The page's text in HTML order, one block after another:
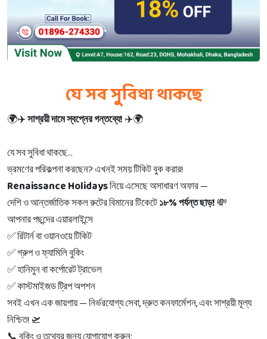
যে সব সুবিধা থাকছে
🌍✈️সাশ্রয়ীদামেস্বপ্নেরগন্তব্যে! ✈️🌍
যেসবসুবিধাথাকছে...
ভ্রমণেরপরিকল্পনাকরছেন? এখনইসময়টিকিটবুককরার!
Renaissance Holidaysনিয়েএসেছেঅসাধারণঅফার —
দেশিওআন্তর্জাতিকসকলরুটেরবিমানেরটিকেটে ১৮% পর্যন্তছাড়! 💸
আপনারপছন্দেরএয়ারলাইন্সে
✅রিটার্নবাওয়ানওয়েটিকিট
✅গ্রুপওফ্যামিলিবুকিং
✅হানিমুনবাকর্পোরেটট্রাভেল
✅কাস্টমাইজডট্রিপঅপশন
সবইএখনএকজায়গায়— নির্ভরযোগ্যসেবা,দ্রুতকনফার্মেশন,এবংসাশ্রয়ীমূল্য
নিশ্চিত! 🛫
📞 বুকিংওতথ্যেরজন্যযোগাযোগকরুন